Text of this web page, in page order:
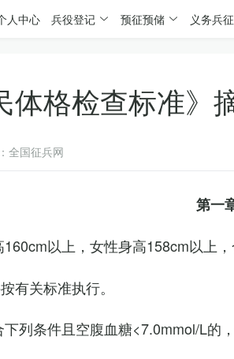
人中心 兵役登记 预征预储 义务兵
体格检查标准》
全国征兵网
第一
以上，女性身高158cm以上，
有关标准执行。
列条件且空腹血糖<7.0mmol/L的，